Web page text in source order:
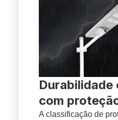
Durabilidade
com
A classificação de